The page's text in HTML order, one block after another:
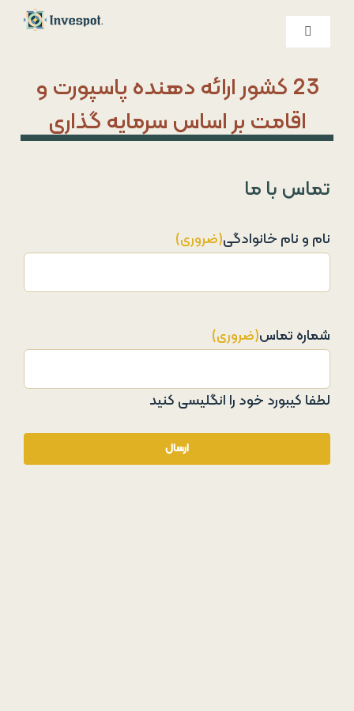
Skip
کنترلر
درباره ما
23 کشور ارائه دهنده پاسپورت و
اقامت بر اساس سرمایه گذاری
تماس با ما
نام و نام خانوادگی(ضروری)
شماره تماس(ضروری)
لطفا کیبورد خود را انگلیسی کنید